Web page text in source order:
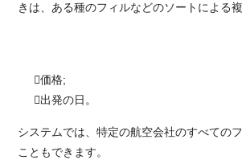
きは、ある種のフィルなどのソートによる
価格;
出発の日。
システムでは、特定の航空会社のすべての
こともできます。